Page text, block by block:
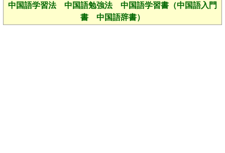
中国語学習法 中国語勉強法 中国語学習書（中国語入門
書 中国語辞書）